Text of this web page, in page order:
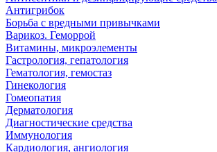
Антигрибок
Борьба с вредными привычками
Варикоз. Геморрой
Витамины, микроэлементы
Гастрология, гепатология
Гематология, гемостаз
Гинекология
Гомеопатия
Дерматология
Диагностические средства
Иммунология
Кардиология, ангиология